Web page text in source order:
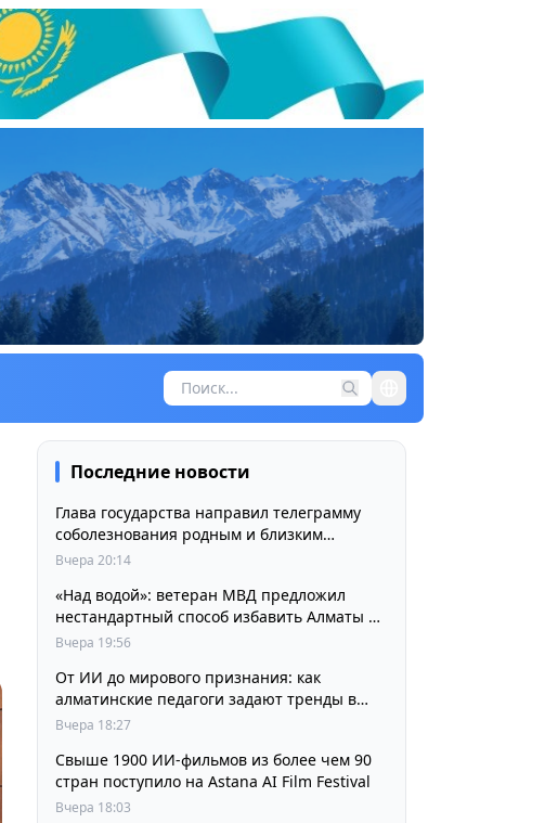
Последние новости
Глава государства направил телеграмму
соболезнования родным и близким
выдающегося кинорежиссера Ардака
Вчера 20:14
«Над водой»: ветеран МВД предложил
нестандартный способ избавить Алматы от
пробок и смога
Вчера 19:56
От ИИ до мирового признания: как
алматинские педагоги задают тренды в
изучении языков
Вчера 18:27
Свыше 1900 ИИ-фильмов из более чем 90
стран поступило на Astana AI Film Festival
Вчера 18:03